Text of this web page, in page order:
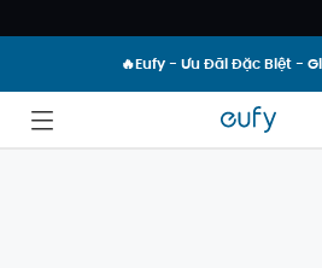
🔥Eufy - Ưu Đãi Đặc Biệt -